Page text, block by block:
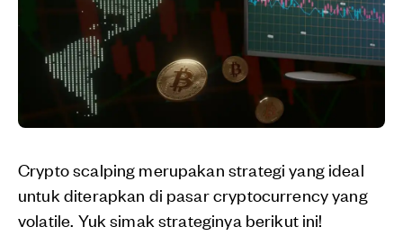
Crypto scalping merupakan strategi yang ideal
untuk diterapkan di pasar cryptocurrency yang
volatile. Yuk simak strateginya berikut ini!